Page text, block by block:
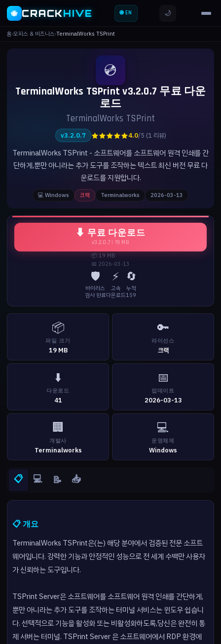
🐝 CRACKHIVE 🌐 EN 🌙
홈›오피스 & 비즈니스›TerminalWorks TSPrint
💿
TerminalWorks TSPrint v3.2.0.7 무료 다운
로드
TerminalWorks TSPrint
v3.2.0.7 ★★★★★4.0/5 (1 리뷰)
TerminalWorks TSPrint - 소프트웨어를 소프트웨어 원격 인쇄를 간
단하게,뿐만 아니라는 추가 도구를 조작하는 텍스트 최신 버전 무료 다
운로드를 지원합니다.
💻 Windows 크랙 Terminalworks 2026-03-13
⬇ 무료 다운로드
v3.2.0.7 | 19 MB
📦 19 MB
📅 2026-03-13
🛡️
바이러스
검사 완료
⚡
고속
다운로드
🔄
누적
159
📦
파일 크기
19 MB
🔑
라이선스
크랙
⬇️
다운로드
41
📅
업데이트
2026-03-13
🏢
개발사
Terminalworks
💻
운영체제
Windows
📋 💻 📝 📥
📋 개요
TerminalWorks TSPrint은(는) 해당 분야에서 검증된 전문 소프트
웨어입니다. 강력한 기능과 안정적인 성능으로 전 세계 수백만 사용자
가 신뢰하는 도구입니다.
TSPrint Server은 소프트웨어를 소프트웨어 원격 인쇄를 간단하게,
뿐만 아니라는 추가 도구를 조작하는 터미널 서비스는 윈도우 쉽습니
다. 선택적으로 기능을 활성화 또는 비활성화하도록,당신은 완전히 통
제 서버는 터미널. TSPrint Server 은 소프트웨어에서 RDP 환경에